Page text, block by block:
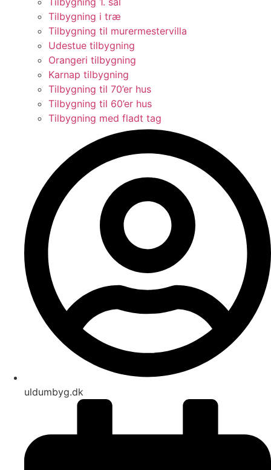
Tilbygning i træ
Tilbygning til murermestervilla
Udestue tilbygning
Orangeri tilbygning
Karnap tilbygning
Tilbygning til 70’er hus
Tilbygning til 60’er hus
Tilbygning med fladt tag
uldumbyg.dk